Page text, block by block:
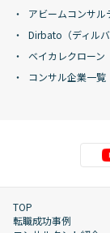
アビームコンサル
Dirbato（ディルバ
ベイカレクローン
コンサル企業一覧
TOP
転職成功事例